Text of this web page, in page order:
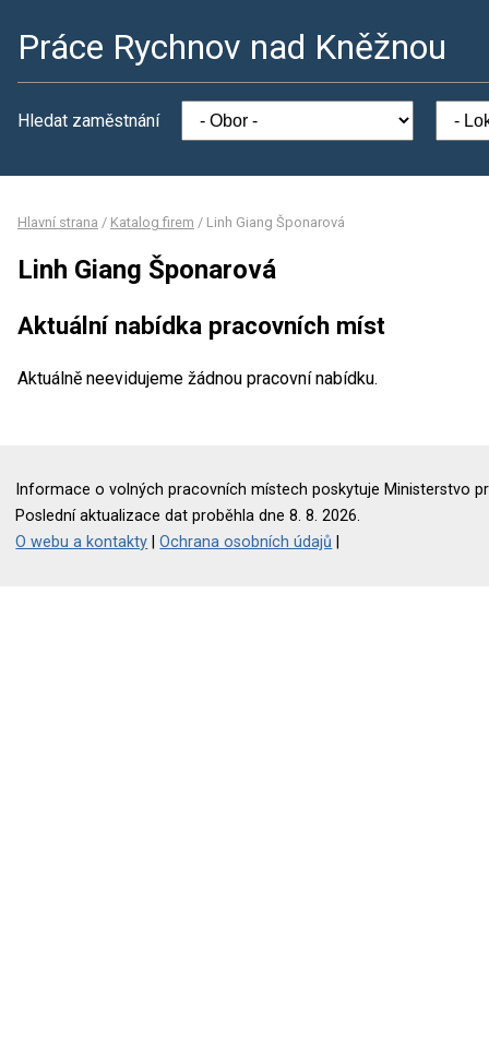
Práce Rychnov nad Kněžnou
Hledat zaměstnání
Hlavní strana / Katalog firem / Linh Giang Šponarová
Linh Giang Šponarová
Aktuální nabídka pracovních míst
Aktuálně neevidujeme žádnou pracovní nabídku.
Informace o volných pracovních místech poskytuje Ministerstvo
Poslední aktualizace dat proběhla dne 8. 8. 2026.
O webu a kontakty |Ochrana osobních údajů